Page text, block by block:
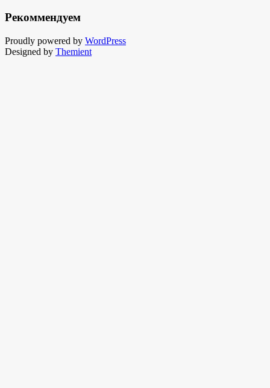
Рекоммендуем
Proudly powered by WordPress
Designed by Themient